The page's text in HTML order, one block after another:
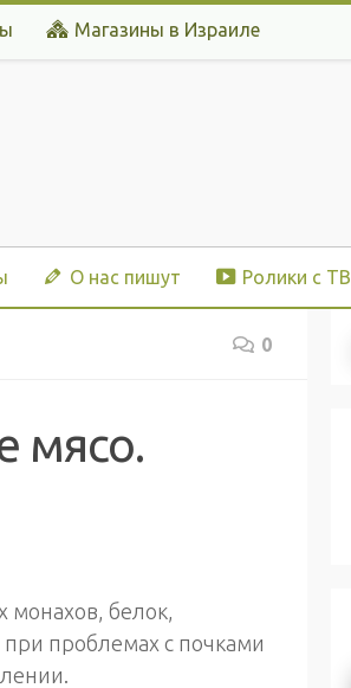
Магазины в Израиле
О нас пишут Ролики с ТВ
0
мясо.
монахов, белок,
проблемах с почками